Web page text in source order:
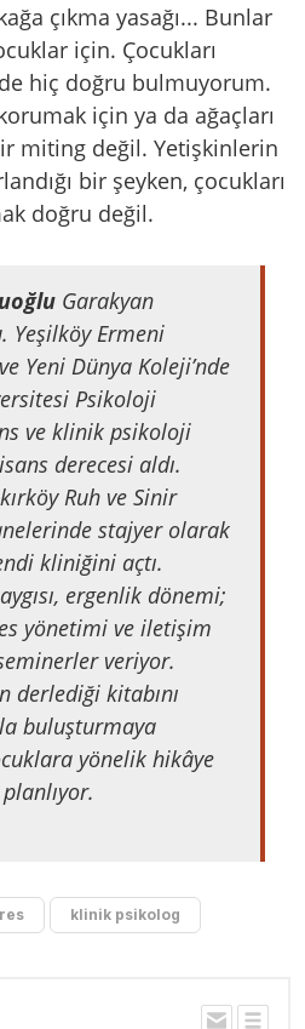
çıkma yasağı... Bunlar
için. Çocukları
hiç doğru bulmuyorum.
için ya da ağaçları
miting değil. Yetişkinlerin
bir şeyken, çocukları
doğru değil.
Garakyan
Yeşilköy Ermeni
Yeni Dünya Koleji’nde
Psikoloji
ve klinik psikoloji
derecesi aldı.
Ruh ve Sinir
stajyer olarak
kliniğini açtı.
ergenlik dönemi;
yönetimi ve iletişim
veriyor.
derlediği kitabını
buluşturmaya
yönelik hikâye
klinik psikolog